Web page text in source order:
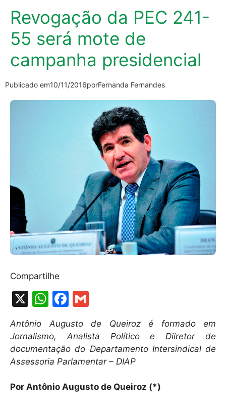
Revogação da PEC 241-
55 será mote de
campanha presidencial
Publicado em10/11/2016porFernanda Fernandes
Compartilhe
X
W
h
at
s
A
p
p
F
c
e
b
o
o
m
ai
l
Antônio Augusto de Queiroz é formado em
Jornalismo, Analista Político e Diiretor de
documentação do Departamento Intersindical de
Assessoria Parlamentar – DIAP
Por Antônio Augusto de Queiroz (*)